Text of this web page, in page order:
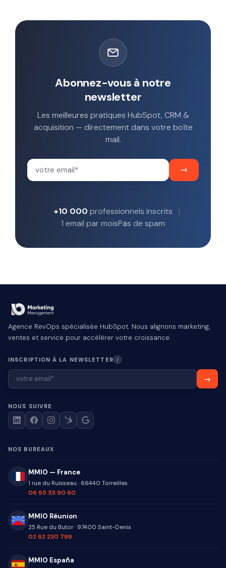
Abonnez-vous à notre
newsletter
Les meilleures pratiques HubSpot, CRM &
acquisition — directement dans votre boîte
mail.
+10 000 professionnels inscrits
1 email par moisPas de spam
Agence RevOps spécialisée HubSpot. Nous alignons marketing,
ventes et service pour accélérer votre croissance.
INSCRIPTION À LA NEWSLETTER I
NOUS SUIVRE
NOS BUREAUX
MMIO — France
1 rue du Ruisseau · 66440 Torreilles
06 95 53 90 60
MMIO Réunion
25 Rue du Butor· 97400 Saint-Denis
02 62 230 799
MMIO España